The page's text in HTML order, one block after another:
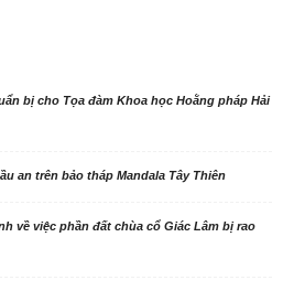
bị cho Tọa đàm Khoa học Hoằng pháp Hải
an trên bảo tháp Mandala Tây Thiên
về việc phần đất chùa cổ Giác Lâm bị rao